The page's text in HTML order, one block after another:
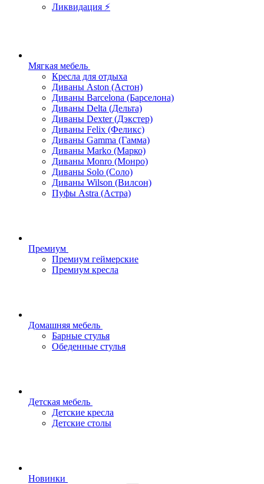
Ликвидация ⚡
Мягкая мебель
Кресла для отдыха
Диваны Aston (Астон)
Диваны Barcelona (Барселона)
Диваны Delta (Дельта)
Диваны Dexter (Дэкстер)
Диваны Felix (Феликс)
Диваны Gamma (Гамма)
Диваны Marko (Марко)
Диваны Monro (Монро)
Диваны Solo (Соло)
Диваны Wilson (Вилсон)
Пуфы Astra (Астра)
Премиум
Премиум геймерские
Премиум кресла
Домашняя мебель
Барные стулья
Обеденные стулья
Детская мебель
Детские кресла
Детские столы
Новинки